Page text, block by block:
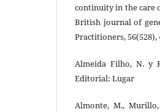
continuity in the care
British journal of
Practitioners, 56(528),
Almeida Filho, N. y
Editorial: Lugar
Almonte, M., Murillo,